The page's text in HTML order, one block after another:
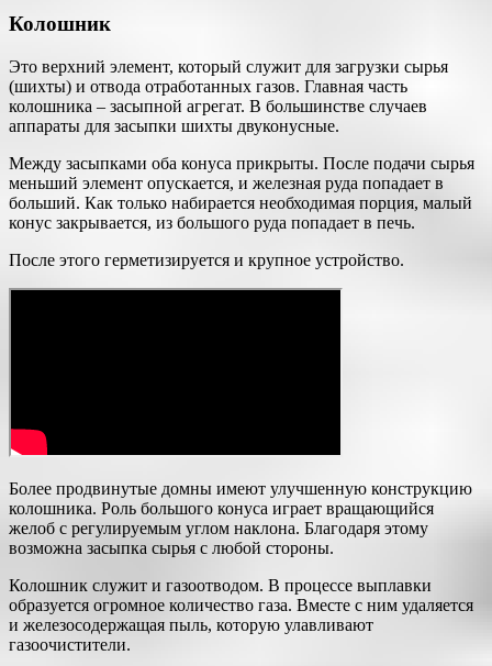
Колошник
Это верхний элемент, который служит для загрузки сырья
(шихты) и отвода отработанных газов. Главная часть
колошника – засыпной агрегат. В большинстве случаев
аппараты для засыпки шихты двуконусные.
Между засыпками оба конуса прикрыты. После подачи сырья
меньший элемент опускается, и железная руда попадает в
больший. Как только набирается необходимая порция, малый
конус закрывается, из большого руда попадает в печь.
После этого герметизируется и крупное устройство.
Более продвинутые домны имеют улучшенную конструкцию
колошника. Роль большого конуса играет вращающийся
желоб с регулируемым углом наклона. Благодаря этому
возможна засыпка сырья с любой стороны.
Колошник служит и газоотводом. В процессе выплавки
образуется огромное количество газа. Вместе с ним удаляется
и железосодержащая пыль, которую улавливают
газоочистители.